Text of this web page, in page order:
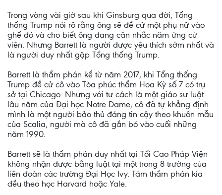
Trong vòng vài giờ sau khi Ginsburg qua đời, Tổng
thống Trump nói rõ rằng ông sẽ đề cử một phụ nữ vào
ghế đó và cho biết ông đang cân nhắc năm ứng cử
viên. Nhưng Barrett là người được yêu thích sớm nhất và
là người duy nhất gặp Tổng thống Trump.
Barrett là thẩm phán kể từ năm 2017, khi Tổng thống
Trump đề cử cô vào Tòa phúc thẩm Hoa Kỳ số 7 có trụ
sở tại Chicago. Nhưng với tư cách là một giáo sư luật
lâu năm của Đại học Notre Dame, cô đã tự khẳng định
mình là một người bảo thủ đáng tin cậy theo khuôn mẫu
của Scalia, người mà cô đã gắn bó vào cuối những
năm 1990.
Barrett sẽ là thẩm phán duy nhất tại Tối Cao Pháp Viện
không nhận được bằng luật tại một trong 8 trường của
liên đoàn các trường Đại Học Ivy. Tám thẩm phán kia
đều theo học Harvard hoặc Yale.